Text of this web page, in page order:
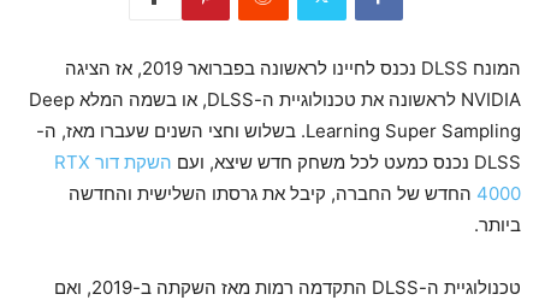
המונח DLSS נכנס לחיינו לראשונה בפברואר 2019, אז הציגה
NVIDIA לראשונה את טכנולוגיית ה-DLSS, או בשמה המלא Deep
Learning Super Sampling. בשלוש וחצי השנים שעברו מאז, ה-
DLSS נכנס כמעט לכל משחק חדש שיצא, ועם
השקת דור RTX
4000 החדש של החברה, קיבל את גרסתו השלישית והחדשה
ביותר.
טכנולוגיית ה-DLSS התקדמה רמות מאז השקתה ב-2019, ואם